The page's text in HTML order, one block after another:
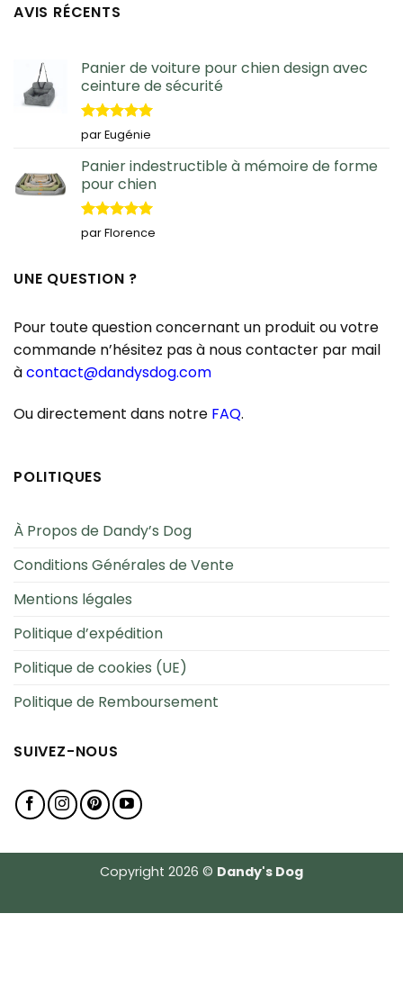
AVIS RÉCENTS
Panier de voiture pour chien design avec
ceinture de sécurité
Note5sur
5
par Eugénie
Panier indestructible à mémoire de forme
pour chien
Note5sur
5
par Florence
UNE QUESTION ?
Pour toute question concernant un produit ou votre
commande n’hésitez pas à nous contacter par mail
àcontact@dandysdog.com
Ou directement dans notre FAQ.
POLITIQUES
À Propos de Dandy’s Dog
Conditions Générales de Vente
Mentions légales
Politique d’expédition
Politique de cookies (UE)
Politique de Remboursement
SUIVEZ-NOUS
Copyright 2026 © Dandy's Dog